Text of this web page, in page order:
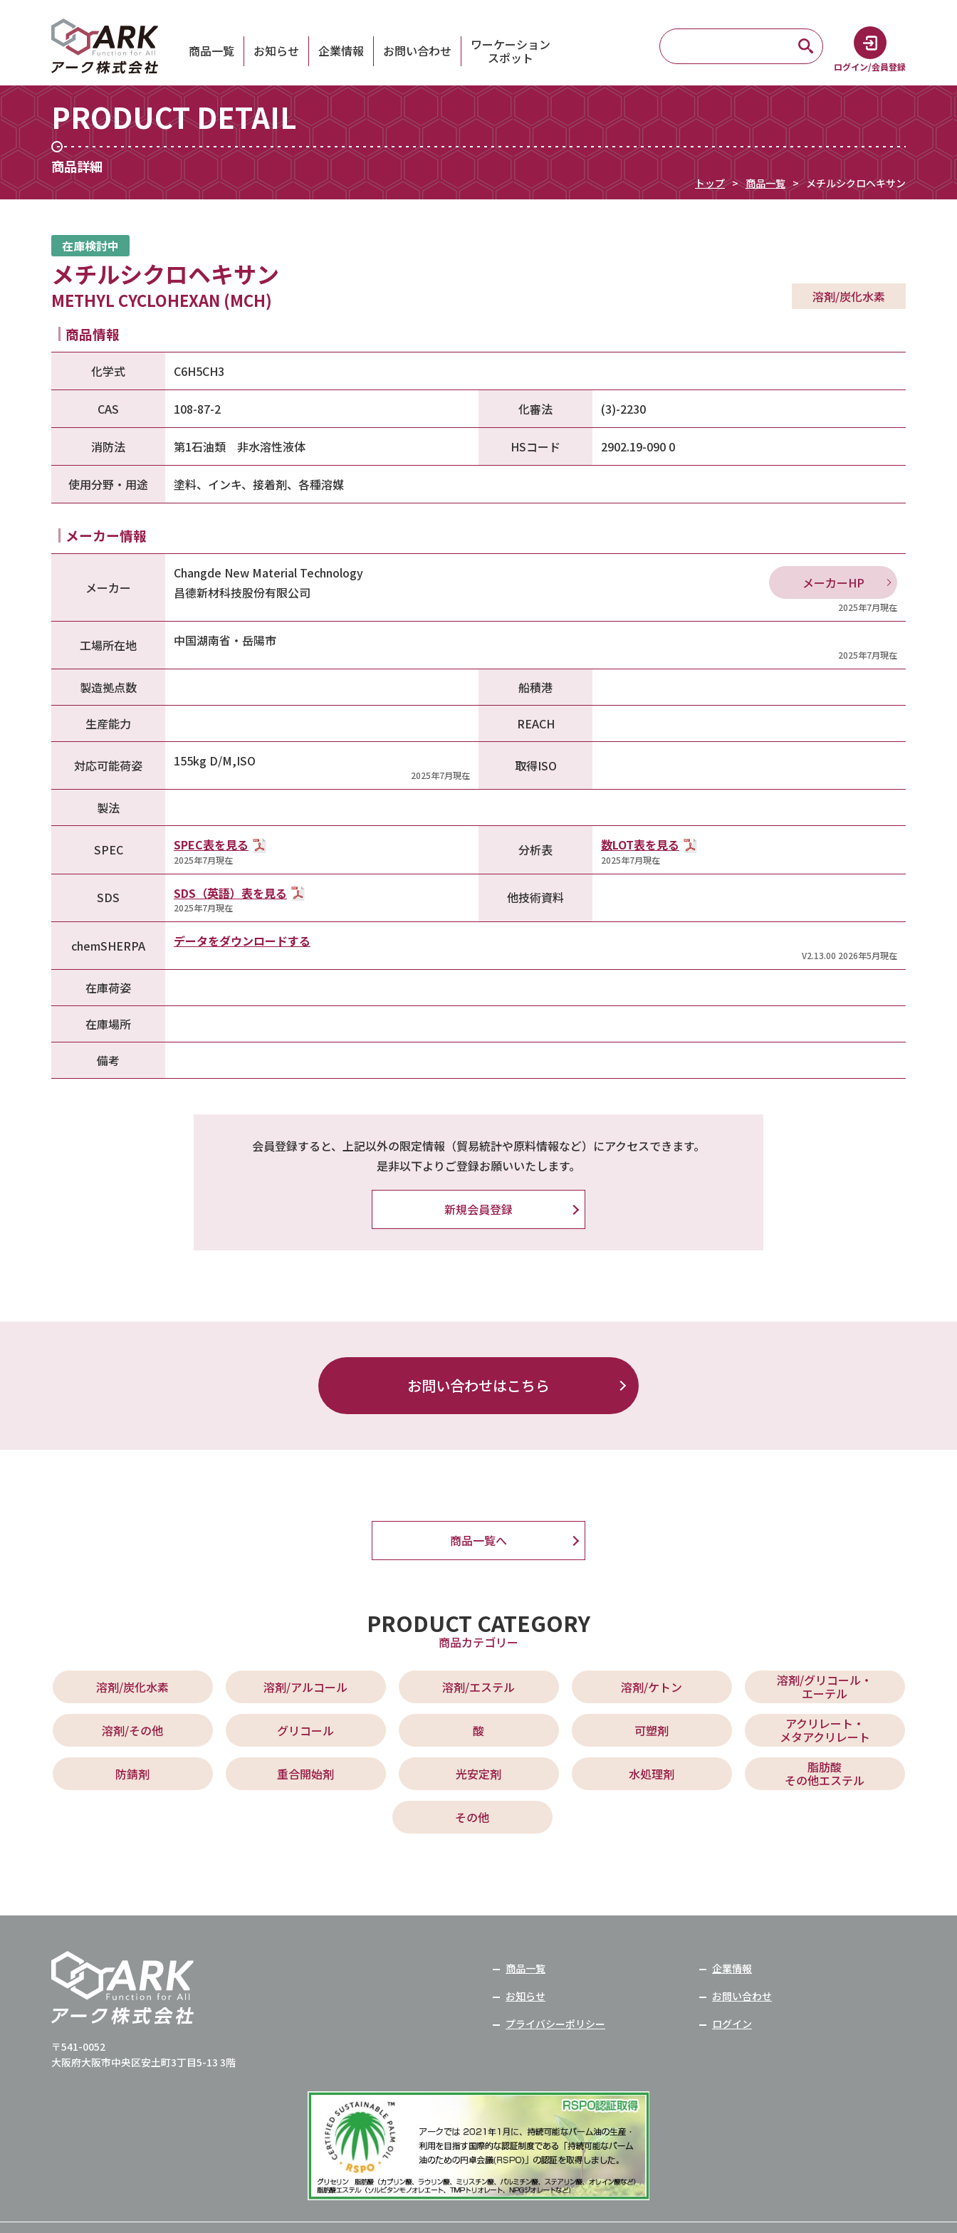
商品一覧 お知らせ 企業情報 お問い合わせ ワーケーション
スポット
ログイン/会員登録
PRODUCT DETAIL
商品詳細
トップ 商品一覧 メチルシクロヘキサン
在庫検討中
メチルシクロヘキサン
METHYL CYCLOHEXAN (MCH) 溶剤/炭化水素
商品情報
化学式 C6H5CH3
CAS 108-87-2 化審法 (3)-2230
消防法 第1石油類 非水溶性液体 HSコード 2902.19-090 0
使用分野・用途 塗料、インキ、接着剤、各種溶媒
メーカー情報
メーカー
Changde New Material Technology
昌德新材科技股份有限公司
メーカーHP
2025年7月現在
工場所在地 中国湖南省・岳陽市
2025年7月現在
製造拠点数 船積港
生産能力 REACH
対応可能荷姿 155kg D/M,ISO
2025年7月現在
取得ISO
製法
SPEC SPEC表を見る
2025年7月現在
分析表 数LOT表を見る
2025年7月現在
SDS SDS（英語）表を見る
2025年7月現在
他技術資料
chemSHERPA データをダウンロードする
V2.13.00 2026年5月現在
在庫荷姿
在庫場所
備考
会員登録すると、上記以外の限定情報（貿易統計や原料情報など）にアクセスできます。
是非以下よりご登録お願いいたします。
新規会員登録
お問い合わせはこちら
商品一覧へ
PRODUCT CATEGORY
商品カテゴリー
溶剤/炭化水素 溶剤/アルコール 溶剤/エステル 溶剤/ケトン 溶剤/グリコール・
エーテル
溶剤/その他 グリコール 酸 可塑剤 アクリレート・
メタアクリレート
防錆剤 重合開始剤 光安定剤 水処理剤 脂肪酸
その他エステル
その他
〒541-0052
大阪府大阪市中央区安土町3丁目5-13 3階
商品一覧
企業情報
お知らせ
お問い合わせ
プライバシーポリシー
ログイン